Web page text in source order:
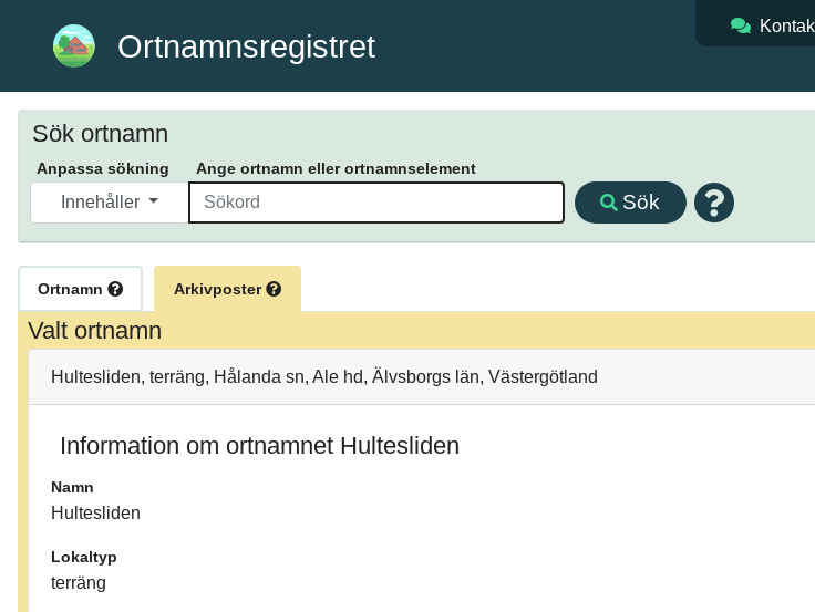
Ortnamnsregistret
Sök ortnamn
Anpassa sökning Ange ortnamn eller ortnamnselement
Innehåller Sök
Ortnamn Arkivposter
Valt ortnamn
Hultesliden, terräng, Hålanda sn, Ale hd, Älvsborgs län, Västergötland
Information om ortnamnet Hultesliden
Namn
Hultesliden
Lokaltyp
terräng